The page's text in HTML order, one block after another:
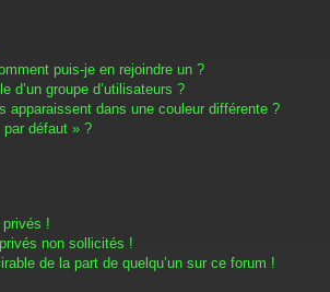
puis-je en rejoindre un ?
d’un groupe d’utilisateurs ?
apparaissent dans une couleur différente ?
par défaut » ?
!
non sollicités !
de la part de quelqu’un sur ce forum !